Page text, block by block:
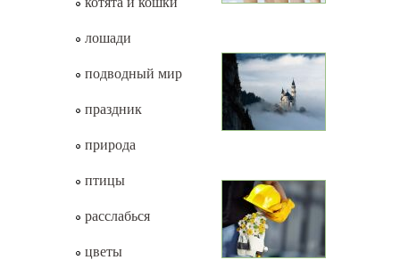
лошади
подводный мир
праздник
природа
птицы
расслабься
цветы